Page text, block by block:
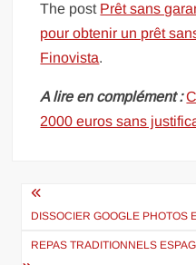
The post Prêt sans
pour obtenir un prêt
Finovista.
A lire en complément :
2000 euros sans
Navigation
de
l’article
DISSOCIER GOOGLE PHOTOS
REPAS TRADITIONNELS